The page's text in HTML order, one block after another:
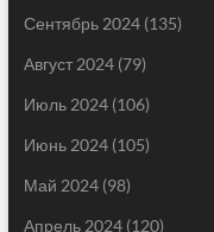
Сентябрь 2024(135)
Август 2024(79)
Июль 2024(106)
Июнь 2024(105)
Май 2024(98)
Апрель 2024(120)